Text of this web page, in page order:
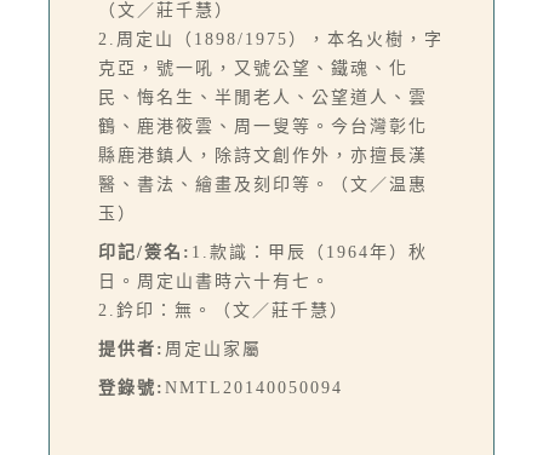
（文／莊千慧）
2.周定山（1898/1975），本名火樹，字
克亞，號一吼，又號公望、鐵魂、化
民、悔名生、半閒老人、公望道人、雲
鶴、鹿港筱雲、周一叟等。今台灣彰化
縣鹿港鎮人，除詩文創作外，亦擅長漢
醫、書法、繪畫及刻印等。（文／温惠
玉）
印記/簽名: 1.款識：甲辰（1964年）秋
日。周定山書時六十有七。
2.鈐印：無。（文／莊千慧）
提供者: 周定山家屬
登錄號: NMTL20140050094